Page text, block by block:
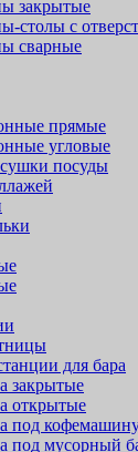
закрытые
столы с
сварные
прямые
угловые
посуды
для бара
закрытые
открытые
под
под мусорный